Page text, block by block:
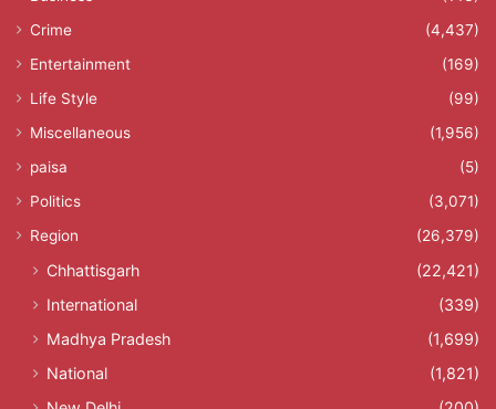
Crime
(4,437)
Entertainment
(169)
Life Style
(99)
Miscellaneous
(1,956)
paisa
(5)
Politics
(3,071)
Region
(26,379)
Chhattisgarh
(22,421)
International
(339)
Madhya Pradesh
(1,699)
National
(1,821)